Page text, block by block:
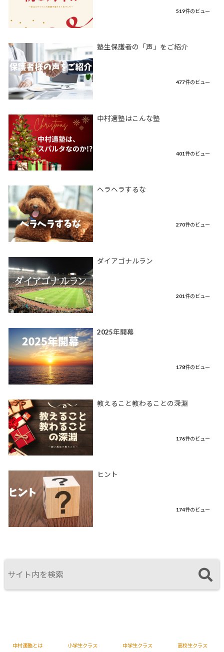
519件のビュー
塾生保護者の「声」をご紹介
477件のビュー
中村適塾はこんな塾
401件のビュー
ヘラヘラするな
270件のビュー
ダイアゴナルラン
201件のビュー
2025年開幕
178件のビュー
教えること教わることの深淵
176件のビュー
ヒント
174件のビュー
中村適塾とは 小学生クラス 中学生クラス 高校生クラス